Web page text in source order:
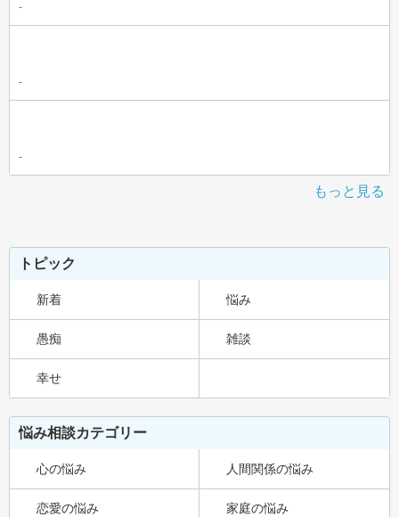
-
-
-
もっと見る
トピック
新着 悩み
愚痴 雑談
幸せ
悩み相談カテゴリー
心の悩み 人間関係の悩み
恋愛の悩み 家庭の悩み